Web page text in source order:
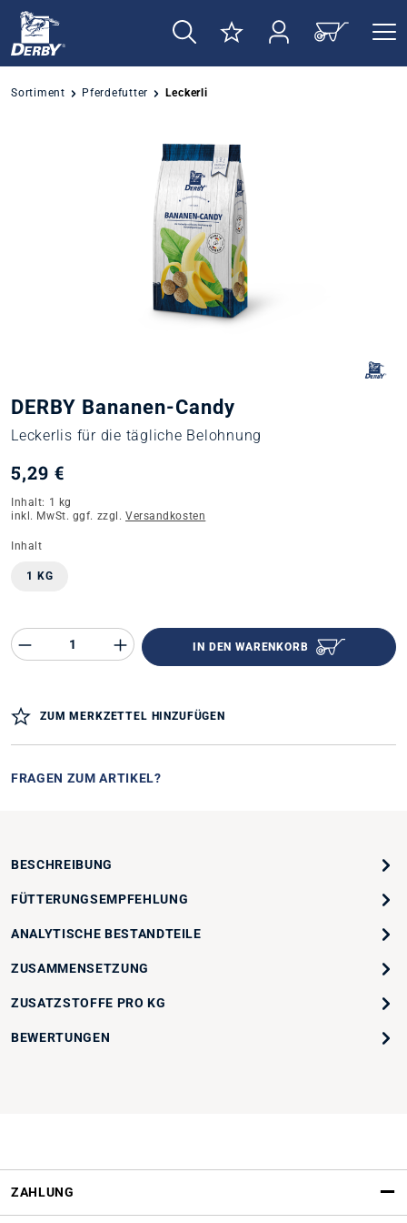
springen
Sortiment Pferdefutter Leckerli
Bildergalerie überspringen
DERBY Bananen-Candy
Leckerlis für die tägliche Belohnung
5,29 €
Inhalt: 1 kg
inkl. MwSt. ggf. zzgl. Versandkosten
Inhaltauswählen
1 KG
Produkt Anzahl des Produktes
IN DEN WARENKORB
ZUM MERKZETTEL HINZUFÜGEN
FRAGEN ZUM ARTIKEL?
BESCHREIBUNG
FÜTTERUNGSEMPFEHLUNG
ANALYTISCHE BESTANDTEILE
ZUSAMMENSETZUNG
ZUSATZSTOFFE PRO KG
BEWERTUNGEN
ZAHLUNG